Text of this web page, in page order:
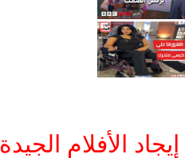
الأفلام الجيدة